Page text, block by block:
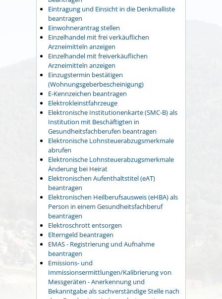
Eintragung und Einsicht in die Denkmalliste
beantragen
Einwohnerantrag stellen
Einzelhandel mit frei verkäuflichen
Arzneimitteln anzeigen
Einzelhandel mit freiverkäuflichen
Arzneimitteln anzeigen
Einzugstermin bestätigen
(Wohnungsgeberbescheinigung)
E-Kennzeichen beantragen
Elektrokleinstfahrzeuge
Elektronische Institutionenkarte (SMC-B) als
Institution mit Beschäftigten in
Gesundheitsfachberufen beantragen
Elektronische Lohnsteuerabzugsmerkmale
abrufen
Elektronische Lohnsteuerabzugsmerkmale
Änderung bei Heirat
Elektronischen Aufenthaltstitel (eAT)
beantragen
Elektronischen Heilberufsausweis (eHBA) als
Person in einem Gesundheitsfachberuf
beantragen
Elektroschrott entsorgen
Elterngeld beantragen
EMAS - Registrierung und Aufnahme
beantragen
Emissions- und
Immissionsermittlungen/Kalibrierung von
Messgeräten - Anerkennung und
Bekanntgabe als sachverständige Stelle nach